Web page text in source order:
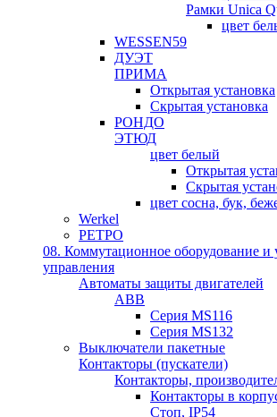
Рамки Unica
цвет
WESSEN59
ДУЭТ
ПРИМА
Открытая установка
Скрытая установка
РОНДО
ЭТЮД
цвет белый
Открытая
Скрытая
цвет сосна, бук,
Werkel
РЕТРО
08. Коммутационное оборудование и
управления
Автоматы защиты двигателей
ABB
Серия MS116
Серия MS132
Выключатели пакетные
Контакторы (пускатели)
Контакторы,
Контакторы в
Стоп, IP54